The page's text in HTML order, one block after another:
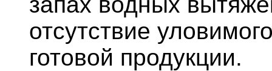
отсутствие
готовой продукции.